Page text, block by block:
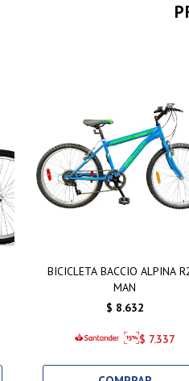
BICICLETA BACCIO ALPINA
MAN
$ 8.632
$ 7.337